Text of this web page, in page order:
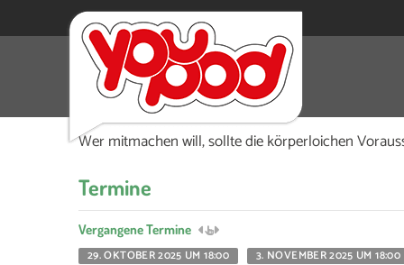
Ein professioneller Boxtrainer bringt
mittwochs von 18 bis 20 Uhr in der
Wer mitmachen will, sollte die körperloichen
Termine
Vergangene Termine
29. OKTOBER 2025 UM 18:00
3. NOVEMBER 2025 UM 18:00